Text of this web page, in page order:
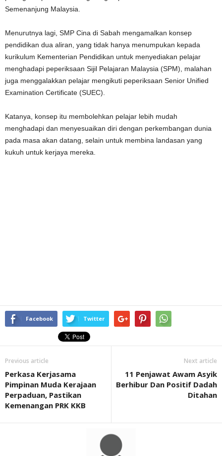
Semenanjung Malaysia.
Menurutnya lagi, SMP Cina di Sabah mengamalkan konsep
pendidikan dua aliran, yang tidak hanya menumpukan kepada
kurikulum Kementerian Pendidikan untuk menyediakan pelajar
menghadapi peperiksaan Sijil Pelajaran Malaysia (SPM), malahan
juga menggalakkan pelajar mengikuti peperiksaan Senior Unified
Examination Certificate (SUEC).
Katanya, konsep itu membolehkan pelajar lebih mudah
menghadapi dan menyesuaikan diri dengan perkembangan dunia
pada masa akan datang, selain untuk membina landasan yang
kukuh untuk kerjaya mereka.
Facebook Twitter
Previous article
Perkasa Kerjasama
Pimpinan Muda Kerajaan
Perpaduan, Pastikan
Kemenangan PRK KKB
Next article
11 Penjawat Awam Asyik
Berhibur Dan Positif Dadah
Ditahan